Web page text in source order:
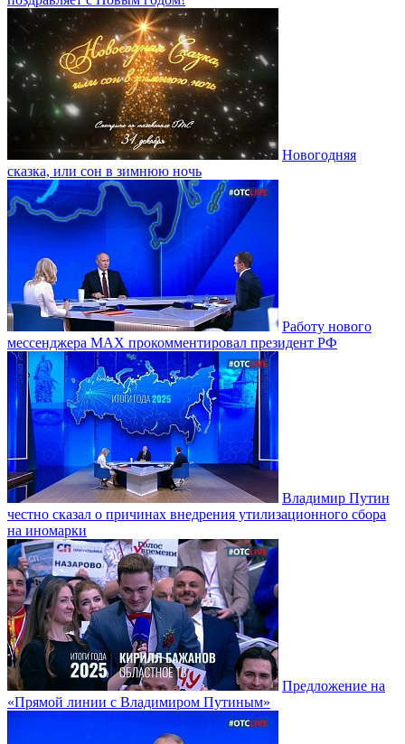
Новогодняя
сказка, или сон в зимнюю ночь
Работу нового
мессенджера MAX прокомментировал президент РФ
Владимир Путин
честно сказал о причинах внедрения утилизационного сбора
на иномарки
Предложение на
«Прямой линии с Владимиром Путиным»